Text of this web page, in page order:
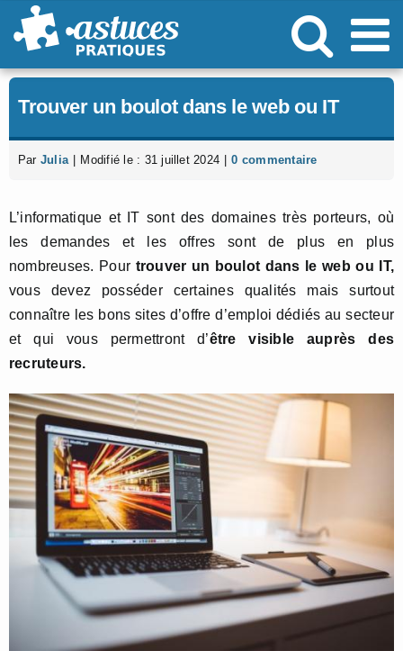
Passer
au
Trouver un boulot dans le web ou IT
Par Julia Modifié le : 31 juillet 2024 0 commentaire
L’informatique et IT sont des domaines très porteurs, où
les demandes et les offres sont de plus en plus
nombreuses. Pour trouver un boulot dans le web ou IT,
vous devez posséder certaines qualités mais surtout
connaître les bons sites d’offre d’emploi dédiés au secteur
et qui vous permettront d’être visible auprès des
recruteurs.